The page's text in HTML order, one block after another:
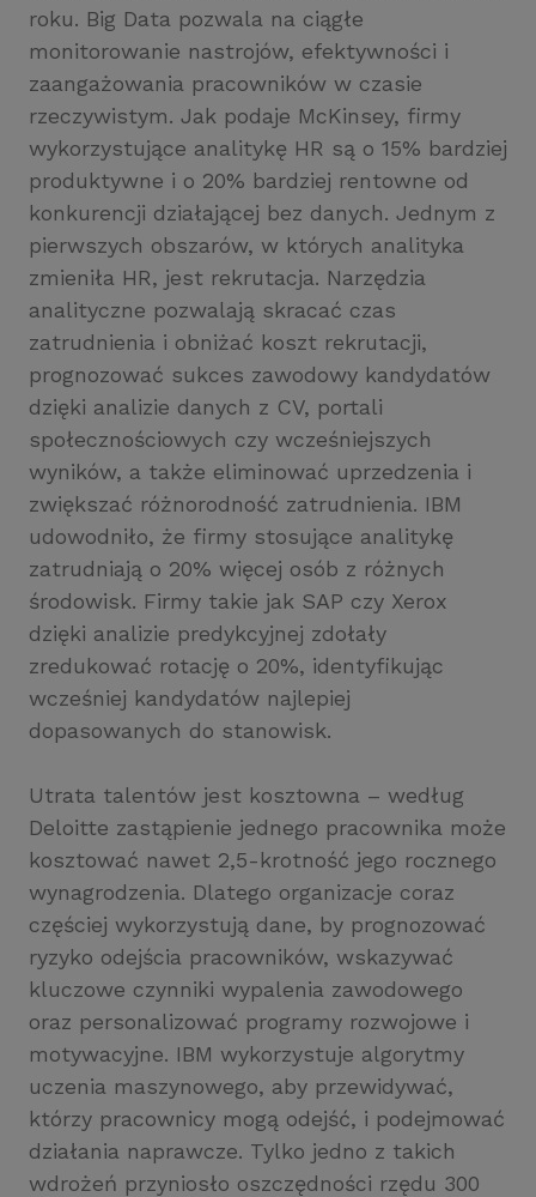
roku. Big Data pozwala na ciągłe
monitorowanie nastrojów, efektywności i
zaangażowania pracowników w czasie
rzeczywistym. Jak podaje McKinsey, firmy
wykorzystujące analitykę HR są o 15% bardziej
produktywne i o 20% bardziej rentowne od
konkurencji działającej bez danych. Jednym z
pierwszych obszarów, w których analityka
zmieniła HR, jest rekrutacja. Narzędzia
analityczne pozwalają skracać czas
zatrudnienia i obniżać koszt rekrutacji,
prognozować sukces zawodowy kandydatów
dzięki analizie danych z CV, portali
społecznościowych czy wcześniejszych
wyników, a także eliminować uprzedzenia i
zwiększać różnorodność zatrudnienia. IBM
udowodniło, że firmy stosujące analitykę
zatrudniają o 20% więcej osób z różnych
środowisk. Firmy takie jak SAP czy Xerox
dzięki analizie predykcyjnej zdołały
zredukować rotację o 20%, identyfikując
wcześniej kandydatów najlepiej
dopasowanych do stanowisk.
Utrata talentów jest kosztowna – według
Deloitte zastąpienie jednego pracownika może
kosztować nawet 2,5-krotność jego rocznego
wynagrodzenia. Dlatego organizacje coraz
częściej wykorzystują dane, by prognozować
ryzyko odejścia pracowników, wskazywać
kluczowe czynniki wypalenia zawodowego
oraz personalizować programy rozwojowe i
motywacyjne. IBM wykorzystuje algorytmy
uczenia maszynowego, aby przewidywać,
którzy pracownicy mogą odejść, i podejmować
działania naprawcze. Tylko jedno z takich
wdrożeń przyniosło oszczędności rzędu 300